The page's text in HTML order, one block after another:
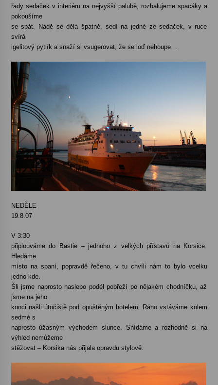
řady sedaček v interiéru na nejvyšší palubě, rozbalujeme spacáky a
pokoušíme
se spát. Nadě se dělá špatně, sedí na jedné ze sedaček, v ruce
svírá
igelitový pytlík a snaží si vsugerovat, že se loď nehoupe…
NEDĚLE
19.8.07
V 3:30
připlouváme do Bastie – jednoho z velkých přístavů na Korsice.
Hledáme
místo na spaní, popravdě řečeno, v tu chvíli nám to bylo vcelku
jedno kde.
Šli jsme naprosto naslepo podél pobřeží po nějakém chodníčku, až
jsme na jeho
konci našli útočiště pod opuštěným hotelem. Ráno vstáváme kolem
sedmé s
naprosto úžasným východem slunce. Snídáme a rozhodně si na
výhled nemůžeme
stěžovat – Korsika nás přijala opravdu stylově.